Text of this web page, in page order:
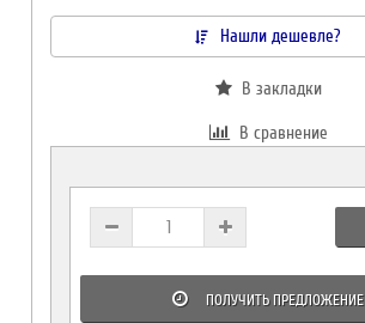
Нашли дешевле?
В закладки
В сравнение
ПОЛУЧИТЬ ПРЕДЛОЖЕНИЕ